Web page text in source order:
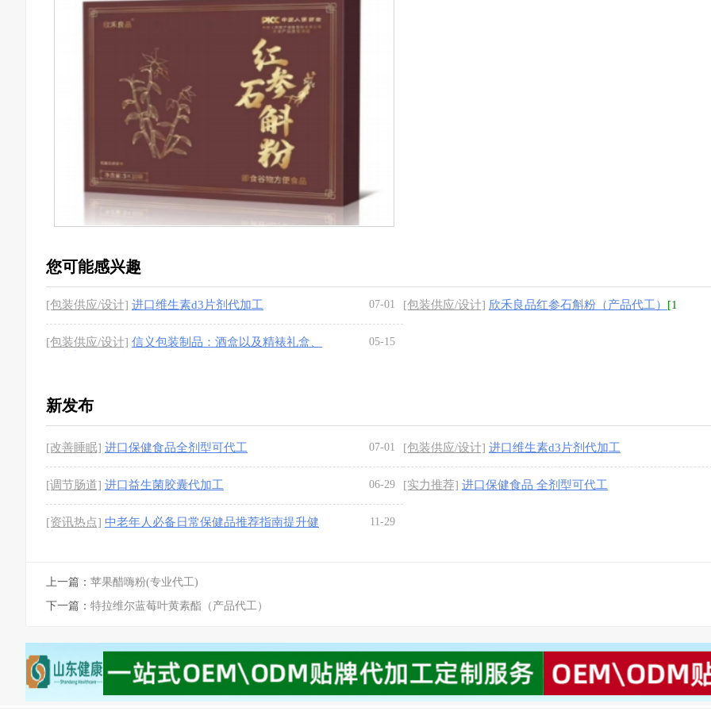
您可能感兴趣
[包装供应/设计] 进口维生素d3片剂代加工 07-01 [包装供应/设计] 欣禾良品红参石斛粉（产品代工） [1
[包装供应/设计] 信义包装制品：酒盒以及精裱礼盒、
05-15
新发布
[改善睡眠] 进口保健食品全剂型可代工 07-01 [包装供应/设计] 进口维生素d3片剂代加工
[调节肠道] 进口益生菌胶囊代加工 06-29 [实力推荐] 进口保健食品 全剂型可代工
[资讯热点] 中老年人必备日常保健品推荐指南提升健
11-29
上一篇： 苹果醋嗨粉(专业代工)
下一篇： 特拉维尔蓝莓叶黄素酯（产品代工）